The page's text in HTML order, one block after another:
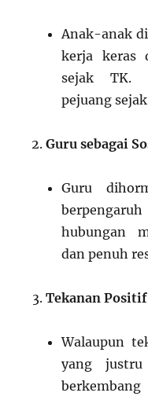
Anak-anak
kerja keras
sejak TK.
pejuang
Guru sebagai
Guru
hubungan
dan penuh
Tekanan
Walaupun
yang